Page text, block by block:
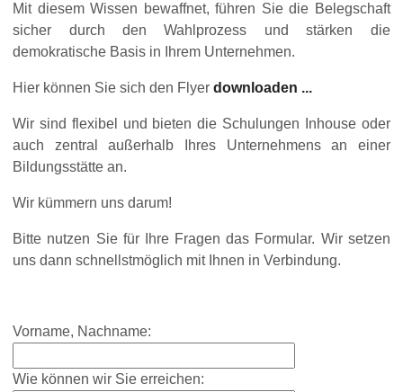
Mit diesem Wissen bewaffnet, führen Sie die Belegschaft
sicher durch den Wahlprozess und stärken die
demokratische Basis in Ihrem Unternehmen.
Hier können Sie sich den Flyerdownloaden ...
Wir sind flexibel und bieten die Schulungen Inhouse oder
auch zentral außerhalb Ihres Unternehmens an einer
Bildungsstätte an.
Wir kümmern uns darum!
Bitte nutzen Sie für Ihre Fragen das Formular. Wir setzen
uns dann schnellstmöglich mit Ihnen in Verbindung.
Vorname, Nachname:
Wie können wir Sie erreichen: